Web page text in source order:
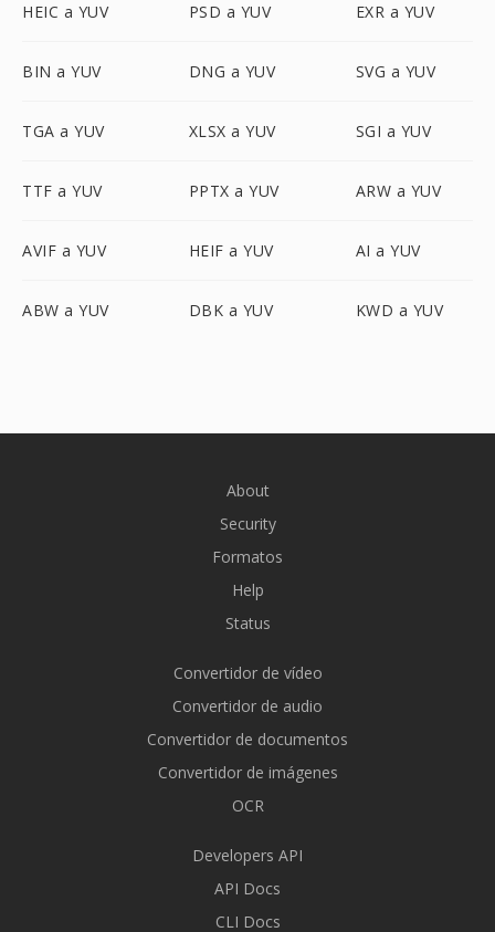
HEIC a YUV PSD a YUV EXR a YUV
BIN a YUV DNG a YUV SVG a YUV
TGA a YUV XLSX a YUV SGI a YUV
TTF a YUV PPTX a YUV ARW a YUV
AVIF a YUV HEIF a YUV AI a YUV
ABW a YUV DBK a YUV KWD a YUV
About
Security
Formatos
Help
Status
Convertidor de vídeo
Convertidor de audio
Convertidor de documentos
Convertidor de imágenes
OCR
Developers API
API Docs
CLI Docs